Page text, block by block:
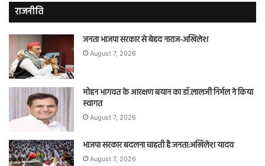
राजनीति
जनता भाजपा सरकार से बेहद नाराज-अखिलेश
August 7, 2026
मोहन भागवत के आरक्षण बयान का डॉ.लालजी निर्मल ने किया
स्वागत
August 7, 2026
भाजपा सरकार बदलना चाहती है जनता:अखिलेश यादव
August 7, 2026